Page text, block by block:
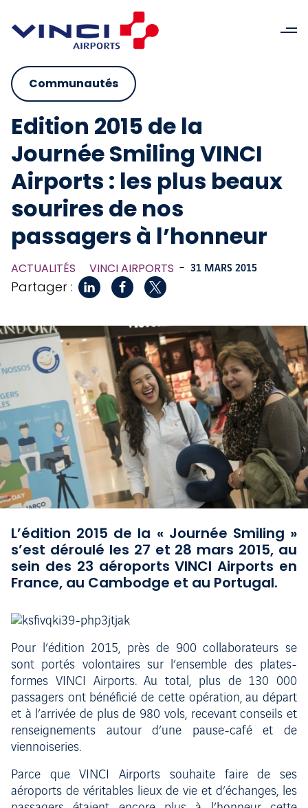
Communautés
Edition 2015 de la
Journée Smiling VINCI
Airports : les plus beaux
sourires de nos
passagers à l’honneur
ACTUALITÉS VINCI AIRPORTS - 31 MARS 2015
Partager :
L’édition 2015 de la « Journée Smiling »
s’est déroulé les 27 et 28 mars 2015, au
sein des 23 aéroports VINCI Airports en
France, au Cambodge et au Portugal.
Pour l’édition 2015, près de 900 collaborateurs se
sont portés volontaires sur l’ensemble des plates-
formes VINCI Airports. Au total, plus de 130 000
passagers ont bénéficié de cette opération, au départ
et à l’arrivée de plus de 980 vols, recevant conseils et
renseignements autour d’une pause-café et de
viennoiseries.
Parce que VINCI Airports souhaite faire de ses
aéroports de véritables lieux de vie et d’échanges, les